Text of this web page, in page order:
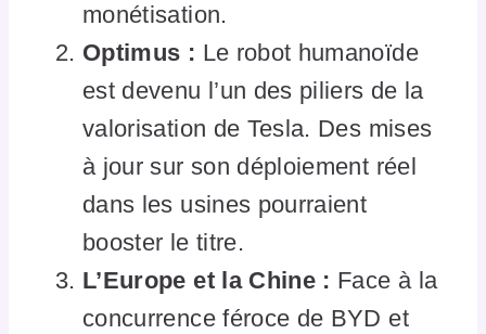
monétisation.
Optimus : Le robot humanoïde
est devenu l’un des piliers de la
valorisation de Tesla. Des mises
à jour sur son déploiement réel
dans les usines pourraient
booster le titre.
L’Europe et la Chine : Face à la
concurrence féroce de BYD et